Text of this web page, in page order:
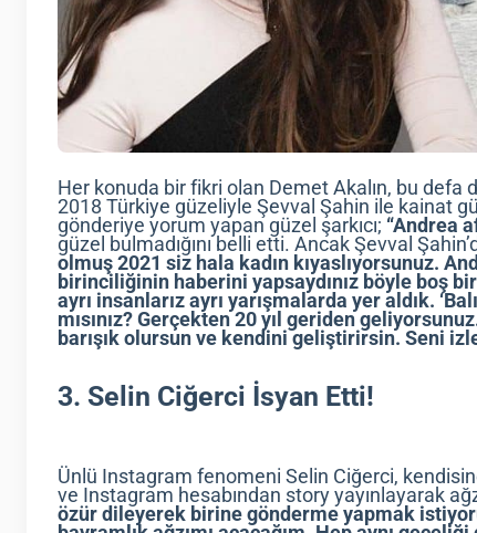
Her konuda bir fikri olan Demet Akalın, bu defa
2018 Türkiye güzeliyle Şevval Şahin ile kainat
gönderiye yorum yapan güzel şarkıcı; “Andrea
güzel bulmadığını belli etti. Ancak Şevval
olmuş 2021 siz hala kadın kıyaslıyorsunuz.
birinciliğinin haberini yapsaydınız böyle boş
ayrı insanlarız ayrı yarışmalarda yer aldık.
mısınız? Gerçekten 20 yıl geriden
barışık olursun ve kendini geliştirirsin. Seni
3. Selin Ciğerci İsyan Etti!
Ünlü Instagram fenomeni Selin Ciğerci,
ve Instagram hesabından story yayınlayarak
özür dileyerek birine gönderme yapmak